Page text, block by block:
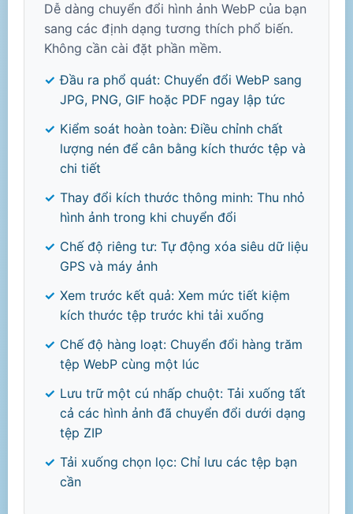
Dễ dàng chuyển đổi hình ảnh WebP của bạn
sang các định dạng tương thích phổ biến.
Không cần cài đặt phần mềm.
Đầu ra phổ quát: Chuyển đổi WebP sang
JPG, PNG, GIF hoặc PDF ngay lập tức
Kiểm soát hoàn toàn: Điều chỉnh chất
lượng nén để cân bằng kích thước tệp và
chi tiết
Thay đổi kích thước thông minh: Thu nhỏ
hình ảnh trong khi chuyển đổi
Chế độ riêng tư: Tự động xóa siêu dữ liệu
GPS và máy ảnh
Xem trước kết quả: Xem mức tiết kiệm
kích thước tệp trước khi tải xuống
Chế độ hàng loạt: Chuyển đổi hàng trăm
tệp WebP cùng một lúc
Lưu trữ một cú nhấp chuột: Tải xuống tất
cả các hình ảnh đã chuyển đổi dưới dạng
tệp ZIP
Tải xuống chọn lọc: Chỉ lưu các tệp bạn
cần